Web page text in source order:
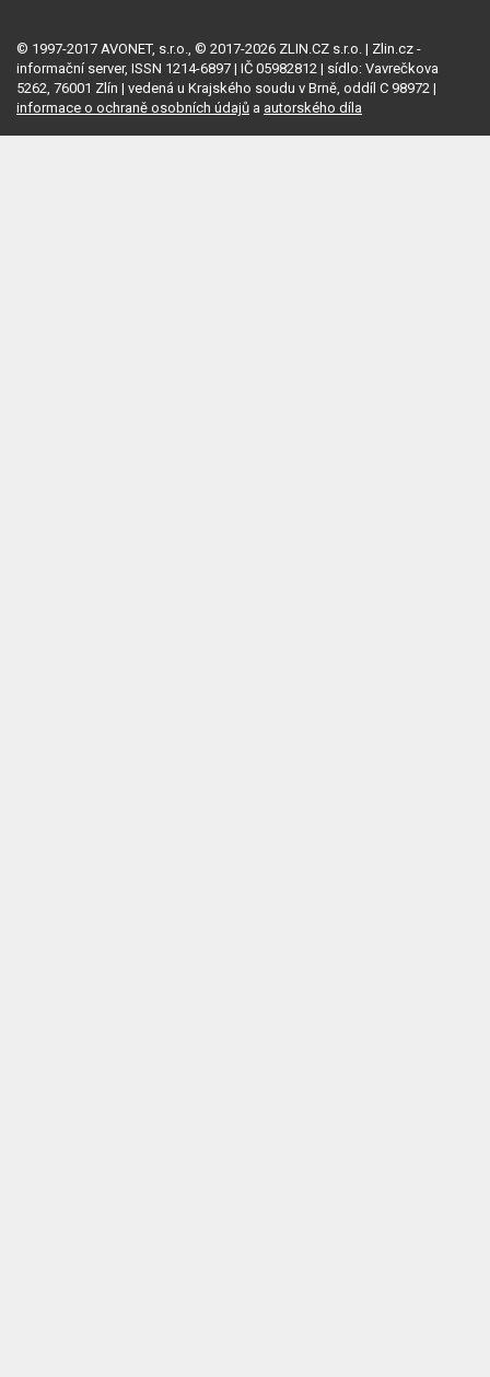
© 1997-2017 AVONET, s.r.o., © 2017-2026 ZLIN.CZ s.r.o. | Zlin.cz -
informační server, ISSN 1214-6897 | IČ 05982812 | sídlo: Vavrečkova
5262, 76001 Zlín | vedená u Krajského soudu v Brně, oddíl C 98972 |
informace o ochraně osobních údajů a autorského díla